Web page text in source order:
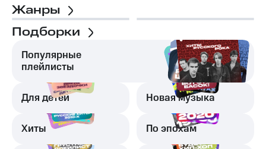
Жанры
Подборки
Популярные
плейлисты
Для детей Новая музыка
Хиты По эпохам